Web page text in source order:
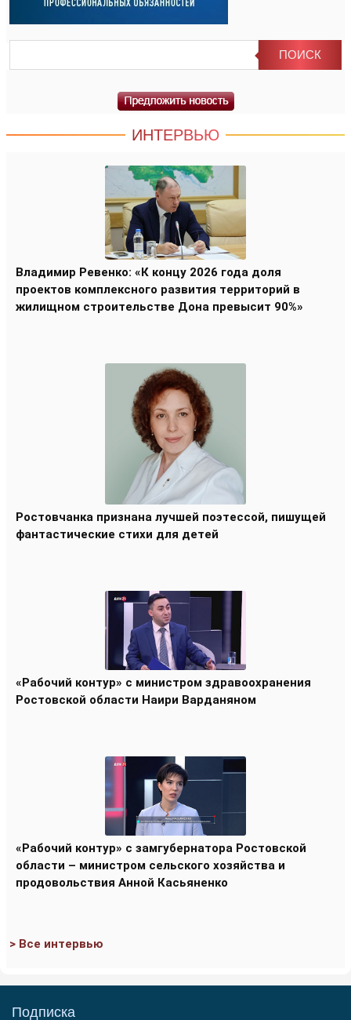
ИНТЕРВЬЮ
Владимир Ревенко: «К концу 2026 года доля
проектов комплексного развития территорий в
жилищном строительстве Дона превысит 90%»
Ростовчанка признана лучшей поэтессой, пишущей
фантастические стихи для детей
«Рабочий контур» с министром здравоохранения
Ростовской области Наири Варданяном
«Рабочий контур» с замгубернатора Ростовской
области – министром сельского хозяйства и
продовольствия Анной Касьяненко
> Все интервью
Подписка